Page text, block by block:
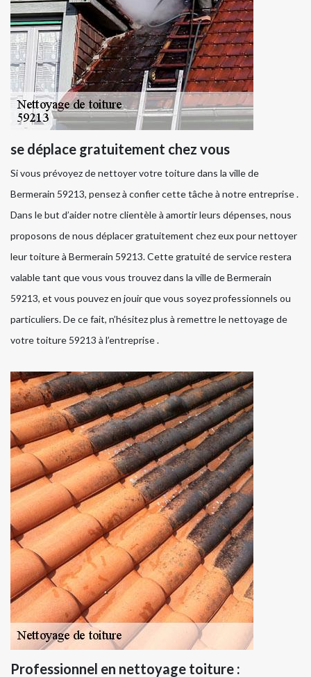
se déplace gratuitement chez vous
Si vous prévoyez de nettoyer votre toiture dans la ville de
Bermerain 59213, pensez à confier cette tâche à notre entreprise .
Dans le but d’aider notre clientèle à amortir leurs dépenses, nous
proposons de nous déplacer gratuitement chez eux pour nettoyer
leur toiture à Bermerain 59213. Cette gratuité de service restera
valable tant que vous vous trouvez dans la ville de Bermerain
59213, et vous pouvez en jouir que vous soyez professionnels ou
particuliers. De ce fait, n’hésitez plus à remettre le nettoyage de
votre toiture 59213 à l’entreprise .
Professionnel en nettoyage toiture :